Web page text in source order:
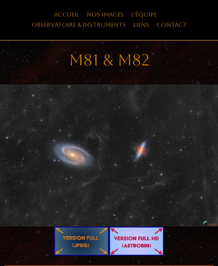
Accueil Nos images
L’équipe
Observatoire & instruments
Liens Contact
M81 & M82